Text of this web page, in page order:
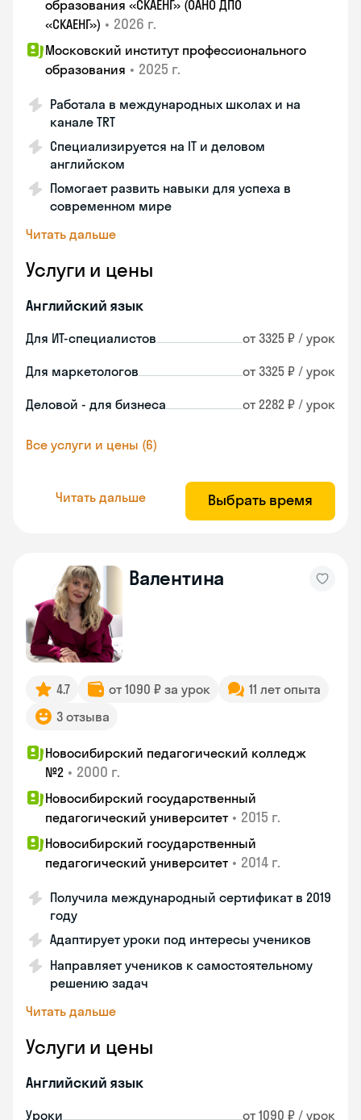
образования «СКАЕНГ» (ОАНО ДПО
«СКАЕНГ») • 2026 г.
Московский институт профессионального
образования • 2025 г.
Работала в международных школах и на
канале TRT
Специализируется на IT и деловом
английском
Помогает развить навыки для успеха в
современном мире
Читать дальше
Услуги и цены
Английский язык
Для ИТ-специалистов от 3325 ₽ / урок
Для маркетологов от 3325 ₽ / урок
Деловой - для бизнеса от 2282 ₽ / урок
Все услуги и цены (6)
Читать дальше Выбрать время
Валентина
4.7 от 1090 ₽ за урок
11 лет опыта
3 отзыва
Новосибирский педагогический колледж
№2 • 2000 г.
Новосибирский государственный
педагогический университет • 2015 г.
Новосибирский государственный
педагогический университет • 2014 г.
Получила международный сертификат в 2019
году
Адаптирует уроки под интересы учеников
Направляет учеников к самостоятельному
решению задач
Читать дальше
Услуги и цены
Английский язык
Уроки от 1090 ₽ / урок